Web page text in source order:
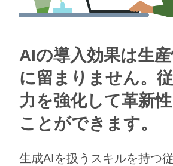
​​AIの導入効果は生
に留まりません。
力を強化して革新
ことができます。
生成AIを扱うスキルを持つ